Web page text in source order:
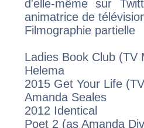
d'elle-même sur
animatrice de
Filmographie partielle
Ladies Book Club (TV
Helema
2015 Get Your Life
Amanda Seales
2012 Identical
Poet 2 (as Amanda